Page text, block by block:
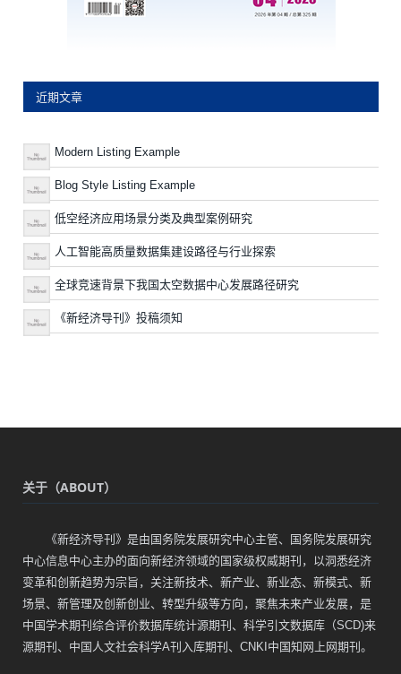
近期文章
Modern Listing Example
Blog Style Listing Example
低空经济应用场景分类及典型案例研究
人工智能高质量数据集建设路径与行业探索
全球竞速背景下我国太空数据中心发展路径研究
《新经济导刊》投稿须知
关于（ABOUT）
《新经济导刊》是由国务院发展研究中心主管、国务院发展研究
中心信息中心主办的面向新经济领域的国家级权威期刊，以洞悉经济
变革和创新趋势为宗旨，关注新技术、新产业、新业态、新模式、新
场景、新管理及创新创业、转型升级等方向，聚焦未来产业发展，是
中国学术期刊综合评价数据库统计源期刊、科学引文数据库（SCD)来
源期刊、中国人文社会科学A刊入库期刊、CNKI中国知网上网期刊。